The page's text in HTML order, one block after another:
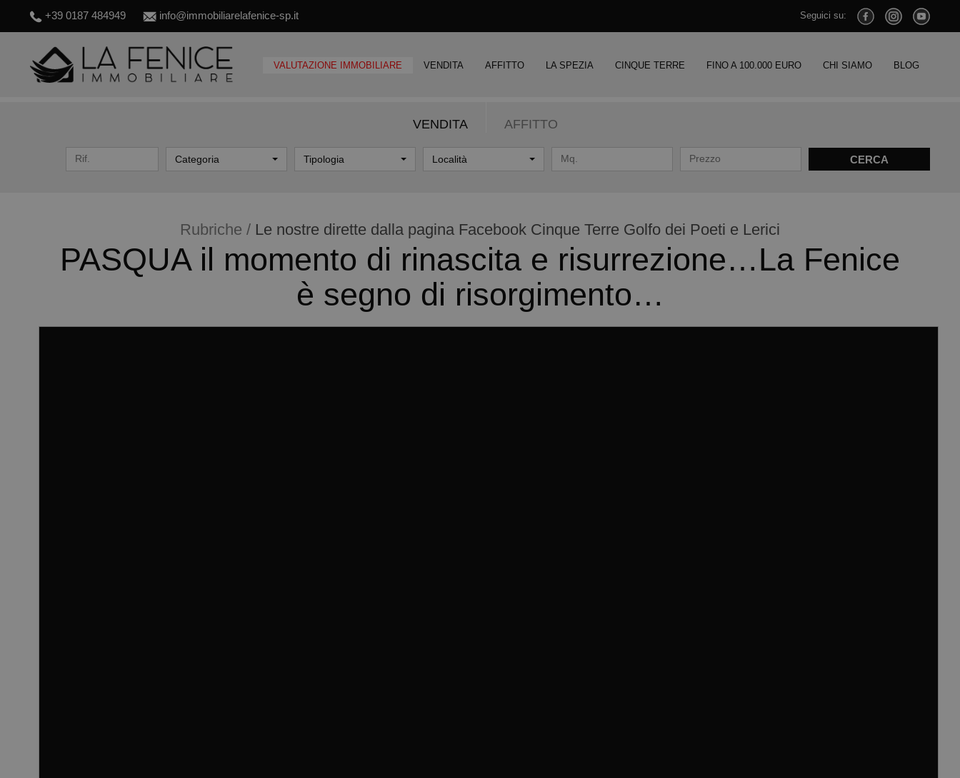
+39 0187 484949 info@immobiliarelafenice-sp.it Seguici su:
VALUTAZIONE IMMOBILIARE VENDITA AFFITTO LA SPEZIA CINQUE TERRE FINO A 100.000 EURO CHI SIAMO BLOG
VENDITA AFFITTO
Categoria Tipologia Località
Rubriche / Le nostre dirette dalla pagina Facebook Cinque Terre Golfo dei Poeti e Lerici
PASQUA il momento di rinascita e risurrezione…La Fenice
è segno di risorgimento…